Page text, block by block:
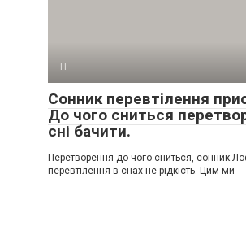
П
Сонник перевтілення
До чого сниться
сні бачити.
Перетворення до чого сниться, сонник
перевтілення в снах не рідкість. Цим ми